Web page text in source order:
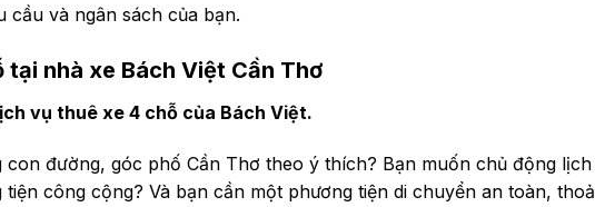
cầu và ngân sách của bạn.
nhà xe Bách Việt Cần Thơ
vụ thuê xe 4 chỗ của Bách Việt.
đường, góc phố Cần Thơ theo ý thích? Bạn muốn chủ động
tiện công cộng? Và bạn cần một phương tiện di chuyển an toàn,